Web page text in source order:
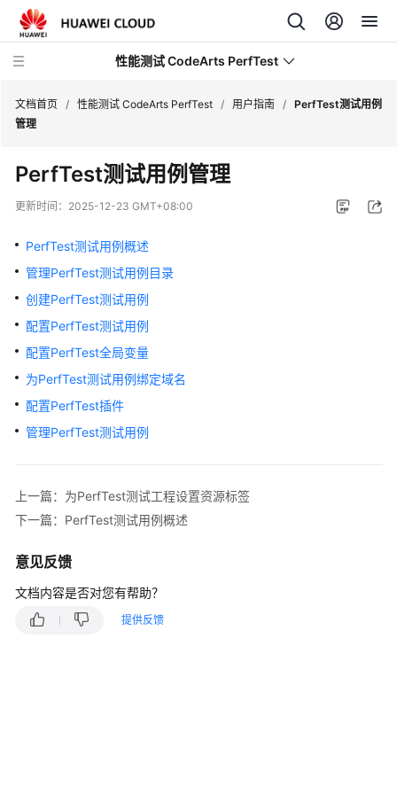
性能测试 CodeArts PerfTest
新
动
品
介
绍
计
费
说
明
入
门
用
指
南
文档首页 / 性能测试 CodeArts PerfTest / 用户指南 / PerfTest测试用例
管理
PerfTest测试用例管理
更新时间： 2025-12-23 GMT+08:00
PerfTest测试用例概述
管理PerfTest测试用例目录
创建PerfTest测试用例
配置PerfTest测试用例
配置PerfTest全局变量
为PerfTest测试用例绑定域名
配置PerfTest插件
管理PerfTest测试用例
上一篇：为PerfTest测试工程设置资源标签
下一篇：PerfTest测试用例概述
意见反馈
文档内容是否对您有帮助？
提供反馈